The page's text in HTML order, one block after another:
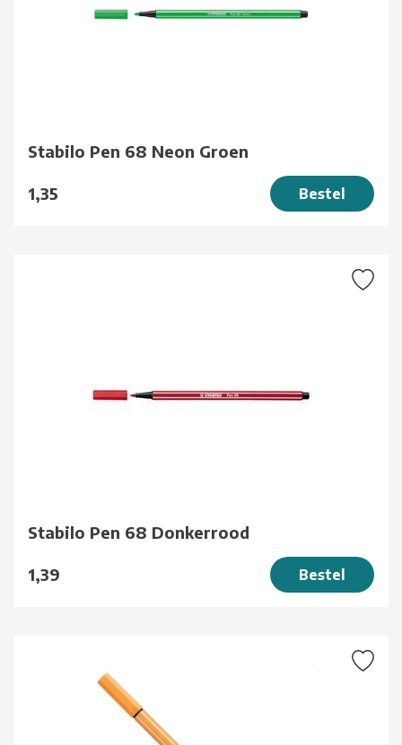
Stabilo Pen 68 Neon Groen
1,35 Bestel
Stabilo Pen 68 Donkerrood
1,39 Bestel